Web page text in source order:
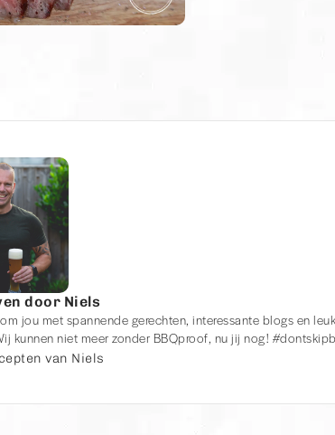
door Niels
jou met spannende gerechten, interessante blogs en
kunnen niet meer zonder BBQproof, nu jij nog!
van Niels